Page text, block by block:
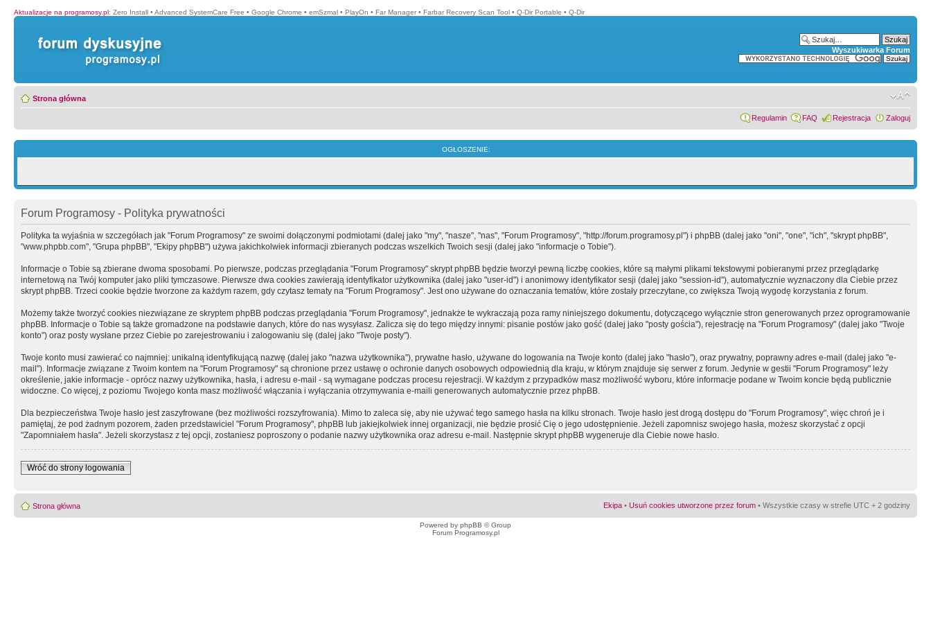
Aktualizacje na programosy.pl: Zero Install • Advanced SystemCare Free • Google Chrome • emSzmal • PlayOn • Far Manager • Farbar Recovery Scan Tool • Q-Dir Portable • Q-Dir
Wyszukiwarka Forum
Strona główna
Regulamin FAQ Rejestracja Zaloguj
OGŁOSZENIE:
Forum Programosy - Polityka prywatności
Polityka ta wyjaśnia w szczegółach jak "Forum Programosy" ze swoimi dołączonymi podmiotami (dalej jako "my", "nasze", "nas", "Forum Programosy", "http://forum.programosy.pl") i phpBB (dalej jako "oni", "one", "ich", "skrypt phpBB",
"www.phpbb.com", "Grupa phpBB", "Ekipy phpBB") używa jakichkolwiek informacji zbieranych podczas wszelkich Twoich sesji (dalej jako "informacje o Tobie").
Informacje o Tobie są zbierane dwoma sposobami. Po pierwsze, podczas przeglądania "Forum Programosy" skrypt phpBB będzie tworzył pewną liczbę cookies, które są małymi plikami tekstowymi pobieranymi przez przeglądarkę
internetową na Twój komputer jako pliki tymczasowe. Pierwsze dwa cookies zawierają identyfikator użytkownika (dalej jako "user-id") i anonimowy identyfikator sesji (dalej jako "session-id"), automatycznie wyznaczony dla Ciebie przez
skrypt phpBB. Trzeci cookie będzie tworzone za każdym razem, gdy czytasz tematy na "Forum Programosy". Jest ono używane do oznaczania tematów, które zostały przeczytane, co zwiększa Twoją wygodę korzystania z forum.
Możemy także tworzyć cookies niezwiązane ze skryptem phpBB podczas przeglądania "Forum Programosy", jednakże te wykraczają poza ramy niniejszego dokumentu, dotyczącego wyłącznie stron generowanych przez oprogramowanie
phpBB. Informacje o Tobie są także gromadzone na podstawie danych, które do nas wysyłasz. Zalicza się do tego między innymi: pisanie postów jako gość (dalej jako "posty gościa"), rejestrację na "Forum Programosy" (dalej jako "Twoje
konto") oraz posty wysłane przez Ciebie po zarejestrowaniu i zalogowaniu się (dalej jako "Twoje posty").
Twoje konto musi zawierać co najmniej: unikalną identyfikującą nazwę (dalej jako "nazwa użytkownika"), prywatne hasło, używane do logowania na Twoje konto (dalej jako "hasło"), oraz prywatny, poprawny adres e-mail (dalej jako "e-
mail"). Informacje związane z Twoim kontem na "Forum Programosy" są chronione przez ustawę o ochronie danych osobowych odpowiednią dla kraju, w którym znajduje się serwer z forum. Jedynie w gestii "Forum Programosy" leży
określenie, jakie informacje - oprócz nazwy użytkownika, hasła, i adresu e-mail - są wymagane podczas procesu rejestracji. W każdym z przypadków masz możliwość wyboru, które informacje podane w Twoim koncie będą publicznie
widoczne. Co więcej, z poziomu Twojego konta masz możliwość włączania i wyłączania otrzymywania e-maili generowanych automatycznie przez phpBB.
Dla bezpieczeństwa Twoje hasło jest zaszyfrowane (bez możliwości rozszyfrowania). Mimo to zaleca się, aby nie używać tego samego hasła na kilku stronach. Twoje hasło jest drogą dostępu do "Forum Programosy", więc chroń je i
pamiętaj, że pod żadnym pozorem, żaden przedstawiciel "Forum Programosy", phpBB lub jakiejkolwiek innej organizacji, nie będzie prosić Cię o jego udostępnienie. Jeżeli zapomnisz swojego hasła, możesz skorzystać z opcji
"Zapomniałem hasła". Jeżeli skorzystasz z tej opcji, zostaniesz poproszony o podanie nazwy użytkownika oraz adresu e-mail. Następnie skrypt phpBB wygeneruje dla Ciebie nowe hasło.
Wróć do strony logowania
Strona główna Ekipa • Usuń cookies utworzone przez forum • Wszystkie czasy w strefie UTC + 2 godziny
Powered by phpBB © Group
Forum Programosy.pl